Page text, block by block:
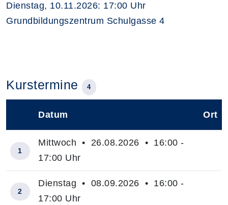
Dienstag, 10.11.2026: 17:00 Uhr
Grundbildungszentrum Schulgasse 4
Kurstermine 4
Datum Ort
1
Mittwoch • 26.08.2026 • 16:00 -
17:00 Uhr
2
Dienstag • 08.09.2026 • 16:00 -
17:00 Uhr